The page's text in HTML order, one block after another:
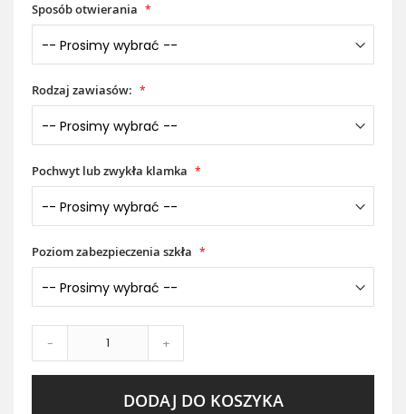
Sposób otwierania
Rodzaj zawiasów:
Pochwyt lub zwykła klamka
Poziom zabezpieczenia szkła
- +
DODAJ DO KOSZYKA